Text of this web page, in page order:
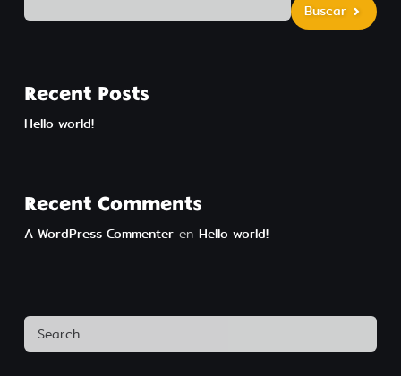
Buscar
Buscar
Recent Posts
Hello world!
Recent Comments
A WordPress Commenteren Hello world!